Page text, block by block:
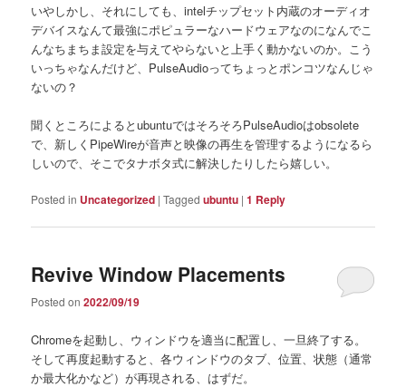
いやしかし、それにしても、intelチップセット内蔵のオーディオ
デバイスなんて最強にポピュラーなハードウェアなのになんでこ
んなちまちま設定を与えてやらないと上手く動かないのか。こう
いっちゃなんだけど、PulseAudioってちょっとポンコツなんじゃ
ないの？
聞くところによるとubuntuではそろそろPulseAudioはobsolete
で、新しくPipeWireが音声と映像の再生を管理するようになるら
しいので、そこでタナボタ式に解決したりしたら嬉しい。
Posted in Uncategorized |Tagged ubuntu |1 Reply
Revive Window Placements
Posted on2022/09/19
Chromeを起動し、ウィンドウを適当に配置し、一旦終了する。
そして再度起動すると、各ウィンドウのタブ、位置、状態（通常
か最大化かなど）が再現される、はずだ。